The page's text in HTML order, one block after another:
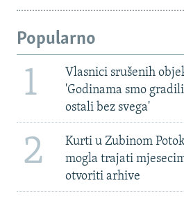
Popularno
1
Vlasnici srušenih
'Godinama smo
ostali bez svega'
2
Kurti u Zubinom
mogla trajati
otvoriti arhive